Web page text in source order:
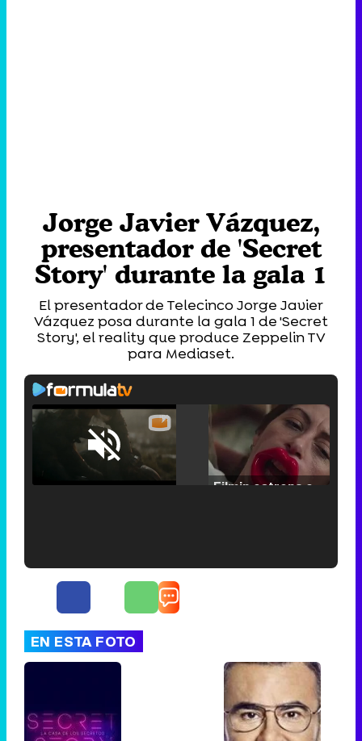
Jorge Javier Vázquez,
presentador de 'Secret
Story' durante la gala 1
El presentador de Telecinco Jorge Javier
Vázquez posa durante la gala 1 de 'Secret
Story', el reality que produce Zeppelin TV
para Mediaset.
Unmute /
Loaded :
Tráiler de '33 días', la nueva serie de Atresplayer con Julián Villagrán y José Manuel Poga
EN ESTA FOTO